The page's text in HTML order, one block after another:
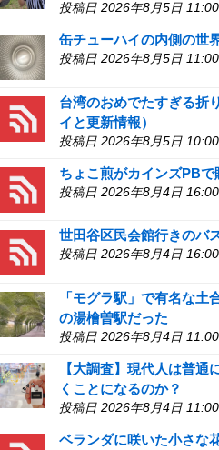
投稿日 2026年8月5日
缶チューハイの内側の世
投稿日 2026年8月5日
台湾のおめでたすぎる折
イと更新情報）
投稿日 2026年8月5日
ちょこ煎がカインズPBで
投稿日 2026年8月4日
世田谷区民会館行きのバ
投稿日 2026年8月4日
「モグラ駅」で有名な
の湯檜曽駅だった
投稿日 2026年8月4日
【大調査】現代人は普通
くことになるのか？
投稿日 2026年8月4日
ベランダに咲いた小さな